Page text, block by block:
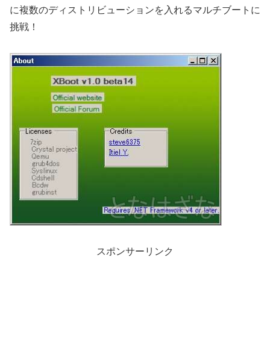
に複数のディストリビューションを入れるマルチブートに
挑戦！
スポンサーリンク